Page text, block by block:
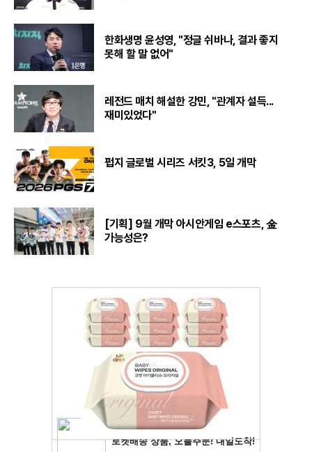
한화생명 윤성영, "정글 쉬바나, 결과 좋지
못해 할 말 없어"
레전드 매치 해설한 강민, "관계자 설득...
재미있었다"
펍지 글로벌 시리즈 서킷3, 5일 개막
[기획] 9월 개막 아시안게임 e스포츠, 金
가능성은?